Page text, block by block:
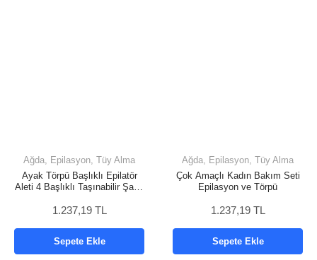
Ağda, Epilasyon, Tüy Alma
Ayak Törpü Başlıklı Epilatör
Aleti 4 Başlıklı Taşınabilir Şarjlı
1.237,19 TL
Sepete Ekle
Ağda, Epilasyon, Tüy Alma
Çok Amaçlı Kadın Bakım Seti
Epilasyon ve Törpü
1.237,19 TL
Sepete Ekle